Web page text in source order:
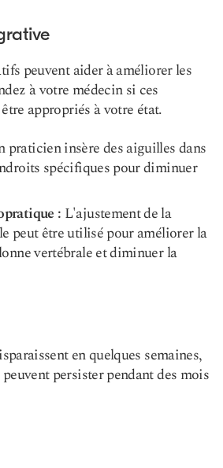
peuvent aider à améliorer les
à votre médecin si ces
appropriés à votre état.
praticien insère des aiguilles dans
spécifiques pour diminuer
: L'ajustement de la
peut être utilisé pour améliorer la
vertébrale et diminuer la
en quelques semaines,
persister pendant des mois